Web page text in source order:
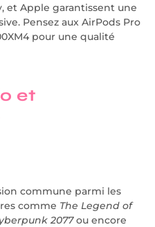
et Apple garantissent une
Pensez aux AirPods Pro
pour une qualité
et
commune parmi les
comme The Legend of
2077ou encore